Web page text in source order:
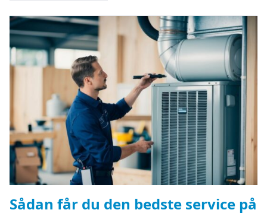
Sådan får du den bedste service på